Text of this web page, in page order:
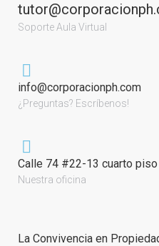
Soporte Aula Virtual
info@corporacionph.com
¿Preguntas? Escríbenos!
Calle 74 #22-13 cuarto piso
Nuestra oficina
La Convivencia en